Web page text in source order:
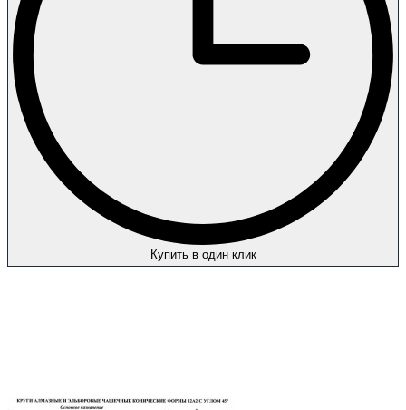
Купить в один клик